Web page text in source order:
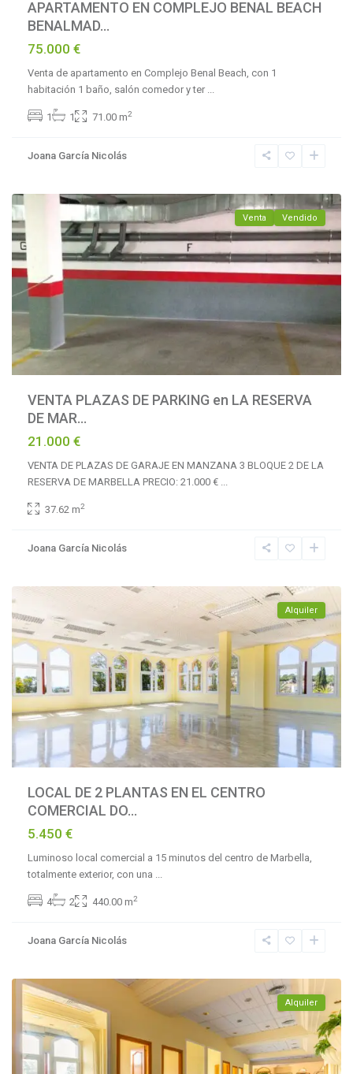
APARTAMENTO EN COMPLEJO BENAL BEACH
BENALMAD...
75.000 €
Venta de apartamento en Complejo Benal Beach, con 1
habitación 1 baño, salón comedor y ter ...
1 1 71.00 m2
Joana García Nicolás
Reserva
Marbella,
Venta Vendido
VENTA PLAZAS DE PARKING en LA RESERVA
DE MAR...
21.000 €
VENTA DE PLAZAS DE GARAJE EN MANZANA 3 BLOQUE 2 DE LA
RESERVA DE MARBELLA PRECIO: 21.000 € ...
37.62 m2
Joana García Nicolás
Reserva
Marbella,
Alquiler
LOCAL DE 2 PLANTAS EN EL CENTRO
COMERCIAL DO...
5.450 €
Luminoso local comercial a 15 minutos del centro de Marbella,
totalmente exterior, con una ...
4 2 440.00 m2
Joana García Nicolás
Reserva
Marbella,
Alquiler